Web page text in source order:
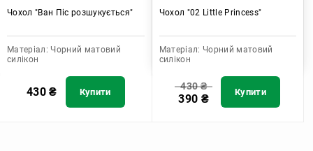
Чохол "Ван Піс розшукується"
Матеріал: Чорний матовий
силікон
430₴ Купити
Чохол "02 Little Princess"
Матеріал: Чорний матовий
силікон
430₴
390 ₴ Купити